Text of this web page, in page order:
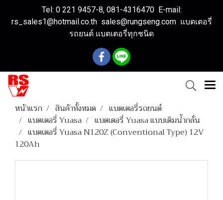
Tel: 0 221 9457-8, 081-4316470 E-mail:
rs_sales1@hotmail.co.th sales@rungseng.com แบตเตอรี่
รถยนต์ แบตเตอรี่ทุกชนิด
หน้าแรก สินค้าทั้งหมด
แบตเตอรี่รถยนต์
แบตเตอรี่ Yuasa
แบตเตอรี่ Yuasa แบบเติมน้ำกลั่น
แบตเตอรี่ Yuasa N120Z (Conventional Type) 12V
120Ah